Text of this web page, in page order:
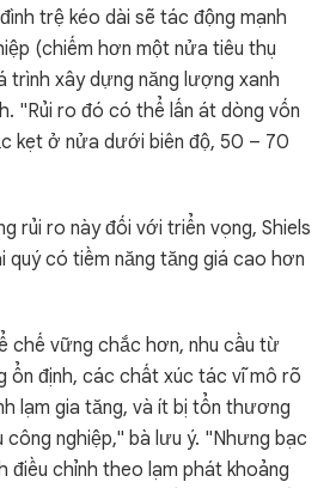
trệ kéo dài sẽ tác động mạnh
(chiếm hơn một nửa tiêu thụ
trình xây dựng năng lượng xanh
"Rủi ro đó có thể lấn át dòng vốn
kẹt ở nửa dưới biên độ, 50 – 70
rủi ro này đối với triển vọng, Shiels
quý có tiềm năng tăng giá cao hơn
chế vững chắc hơn, nhu cầu từ
ổn định, các chất xúc tác vĩ mô rõ
lạm gia tăng, và ít bị tổn thương
nghiệp," bà lưu ý. "Nhưng bạc
điều chỉnh theo lạm phát khoảng